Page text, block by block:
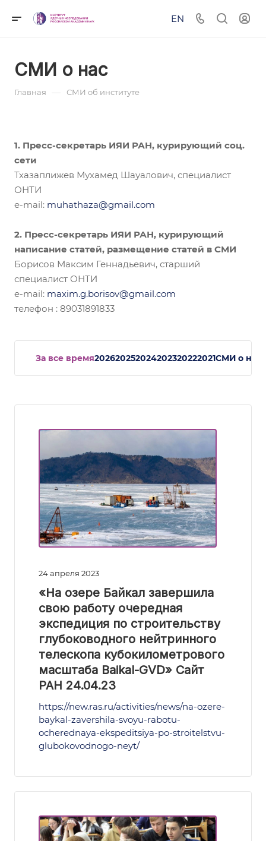
EN
СМИ о нас
Главная — СМИ об институте
1. Пресс-секретарь ИЯИ РАН, курирующий соц.
сети
Тхазаплижев Мухамед Шауалович, специалист
ОНТИ
e-mail: muhathaza@gmail.com
2. Пресс-секретарь ИЯИ РАН, курирующий
написание статей, размещение статей в СМИ
Борисов Максим Геннадьевич, старший
специалист ОНТИ
e-mail: maxim.g.borisov@gmail.com
телефон : 89031891833
За все время202620252024202320222021СМИ о нас.
24 апреля 2023
«На озере Байкал завершила
свою работу очередная
экспедиция по строительству
глубоководного нейтринного
телескопа кубокилометрового
масштаба Baikal-GVD» Сайт
РАН 24.04.23
https://new.ras.ru/activities/news/na-ozere-
baykal-zavershila-svoyu-rabotu-
ocherednaya-ekspeditsiya-po-stroitelstvu-
glubokovodnogo-neyt/